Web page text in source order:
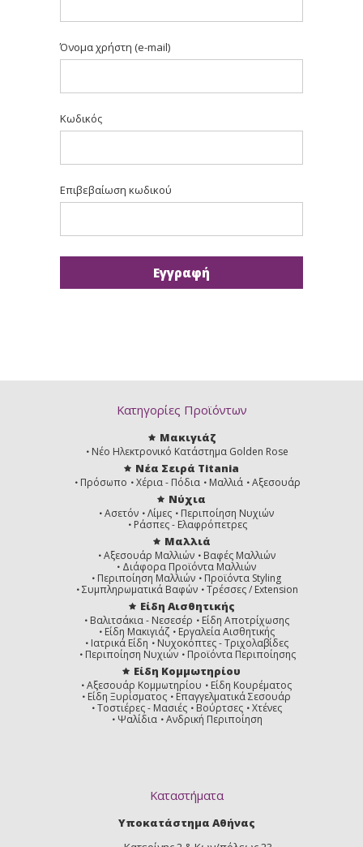
Όνομα χρήστη (e-mail)
Κωδικός
Επιβεβαίωση κωδικού
Κατηγορίες Προϊόντων
Μακιγιάζ
Νέο Ηλεκτρονικό Κατάστημα Golden Rose
Νέα Σειρά Titania
Πρόσωπο Χέρια - Πόδια Μαλλιά Αξεσουάρ
Νύχια
Ασετόν Λίμες
Περιποίηση Νυχιών
Ράσπες - Ελαφρόπετρες
Μαλλιά
Αξεσουάρ Μαλλιών
Βαφές Μαλλιών
Διάφορα Προϊόντα Μαλλιών
Περιποίηση Μαλλιών
Προϊόντα Styling
Συμπληρωματικά Βαφών
Τρέσσες / Extension
Είδη Αισθητικής
Βαλιτσάκια - Νεσεσέρ
Είδη Αποτρίχωσης
Είδη Μακιγιάζ
Εργαλεία Αισθητικής
Ιατρικά Είδη
Νυχοκόπτες - Τριχολαβίδες
Περιποίηση Νυχιών
Προϊόντα Περιποίησης
Είδη Κομμωτηρίου
Αξεσουάρ Κομμωτηρίου
Είδη Κουρέματος
Είδη Ξυρίσματος
Επαγγελματικά Σεσουάρ
Τοστιέρες - Μασιές
Βούρτσες
Χτένες
Ψαλίδια
Ανδρική Περιποίηση
Καταστήματα
Υποκατάστημα Αθήνας